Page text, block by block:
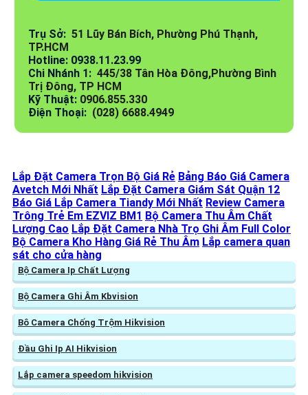
Trụ Sở: 51 Lũy Bán Bích, Phường Phú Thạnh,
TP.HCM
Hotline: 0938.11.23.99
Chi Nhánh 1: 445/38 Tân Hòa Đông,Phường Bình
Trị Đông, TP HCM
Kỹ Thuật: 0906.855.330
Điện Thoại: (028) 6688.4949
Lắp Đặt Camera Trọn Bộ Giá Rẻ Bảng Báo Giá Camera
Avetch Mới Nhất Lắp Đặt Camera Giám Sát Quận 12
Báo Giá Lắp Camera Tiandy Mới Nhất Review Camera
Trông Trẻ Em EZVIZ BM1 Bộ Camera Thu Âm Chất
Lượng Cao Lắp Đặt Camera Nhà Trọ Ghi Âm Full Color
Bộ Camera Kho Hàng Giá Rẻ Thu Âm Lắp camera quan
sát cho cửa hàng
Bộ Camera Ip Chất Lượng
Bộ Camera Ghi Âm Kbvision
Bô Camera Chống Trộm Hikvision
Đầu Ghi Ip AI Hikvision
Lắp camera speedom hikvision